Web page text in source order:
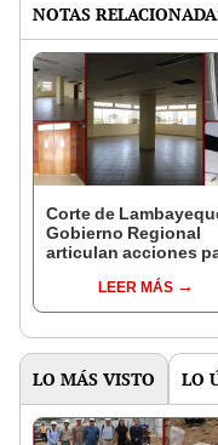
NOTAS
Corte de
Gobierno Regional
articulan acciones
auditorio de la Sede
Judicial Central
LEER MÁS
LO MÁS VISTO LO